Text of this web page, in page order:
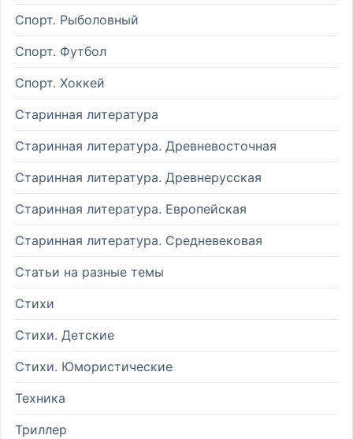
Спорт. Рыболовный
Спорт. Футбол
Спорт. Хоккей
Старинная литература
Старинная литература. Древневосточная
Старинная литература. Древнерусская
Старинная литература. Европейская
Старинная литература. Средневековая
Статьи на разные темы
Стихи
Стихи. Детские
Стихи. Юмористические
Техника
Триллер